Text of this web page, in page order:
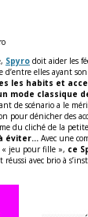
Spyro doit aider les
elles ayant
les habits et
mode classique
de scénario a le
pour dénicher des
du cliché de la
éviter… Avec une
jeu pour fille », ce
réussi avec brio à